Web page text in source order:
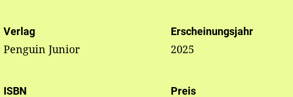
Verlag
Penguin Junior
Erscheinungsjahr
2025
ISBN Preis